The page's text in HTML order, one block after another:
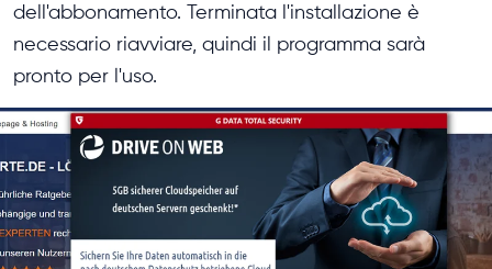
dell'abbonamento. Terminata l'installazione è
necessario riavviare, quindi il programma sarà
pronto per l'uso.